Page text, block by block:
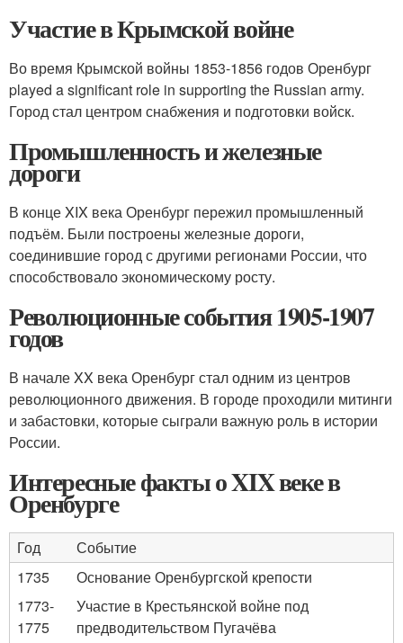
Участие в Крымской войне
Во время Крымской войны 1853-1856 годов Оренбург
played a significant role in supporting the Russian army.
Город стал центром снабжения и подготовки войск.
Промышленность и железные
дороги
В конце XIX века Оренбург пережил промышленный
подъём. Были построены железные дороги,
соединившие город с другими регионами России, что
способствовало экономическому росту.
Революционные события 1905-1907
годов
В начале XX века Оренбург стал одним из центров
революционного движения. В городе проходили митинги
и забастовки, которые сыграли важную роль в истории
России.
Интересные факты о XIX веке в
Оренбурге
Год
Событие
1735
Основание Оренбургской крепости
1773-
1775
Участие в Крестьянской войне под
предводительством Пугачёва